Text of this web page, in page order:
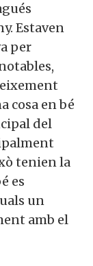
Estaven
per
cosa en bé
del
tenien la
es
un
amb el